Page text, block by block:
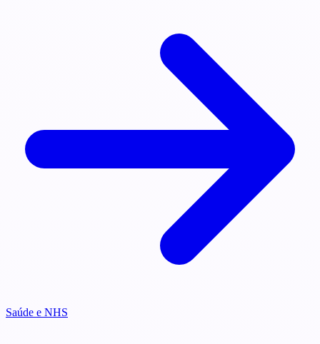
Saúde e NHS